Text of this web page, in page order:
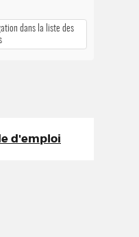
dans la liste des
d'emploi